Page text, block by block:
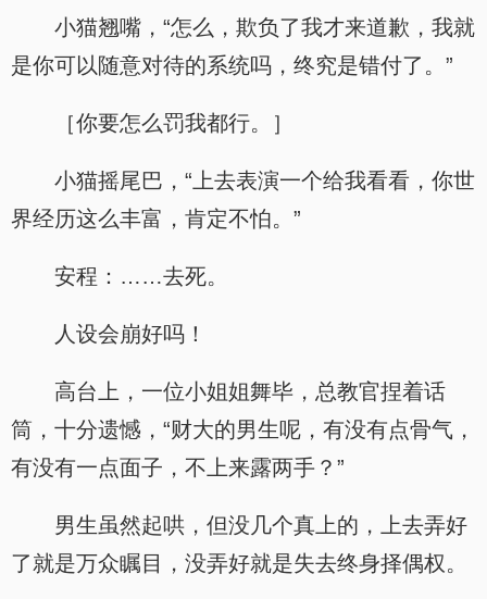
小猫翘嘴，“怎么，欺负了我才来道歉，我就
是你可以随意对待的系统吗，终究是错付了。”
［你要怎么罚我都行。］
小猫摇尾巴，“上去表演一个给我看看，你世
界经历这么丰富，肯定不怕。”
安程：……去死。
人设会崩好吗！
高台上，一位小姐姐舞毕，总教官捏着话
筒，十分遗憾，“财大的男生呢，有没有点骨气，
有没有一点面子，不上来露两手？”
男生虽然起哄，但没几个真上的，上去弄好
了就是万众瞩目，没弄好就是失去终身择偶权。